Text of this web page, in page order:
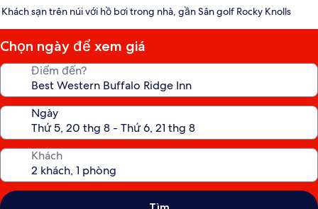
lưu
2.5
sao
Khách sạn trên núi với hồ bơi trong nhà, gần Sân golf Rocky Knolls
Chọn ngày để xem giá
Điểm đến?
Ngày
Khách